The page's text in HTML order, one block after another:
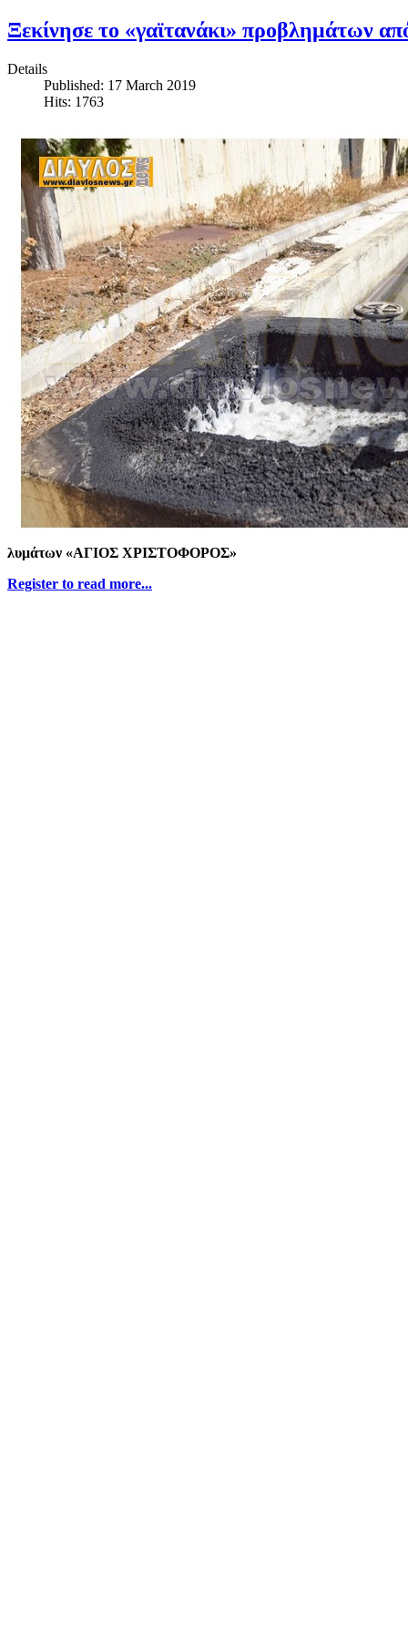
Ξεκίνησε το «γαϊτανάκι» προβλημάτων
Details
Published: 17 March 2019
Hits: 1763
λυμάτων «ΑΓΙΟΣ ΧΡΙΣΤΟΦΟΡΟΣ»
Register to read more...